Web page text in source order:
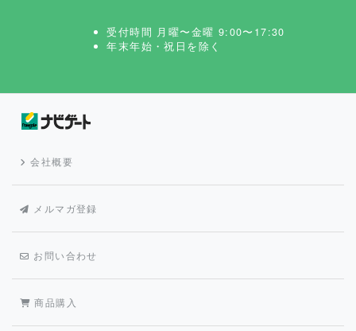
受付時間 月曜〜金曜 9:00〜17:30
年末年始・祝日を除く
会社概要
メルマガ登録
お問い合わせ
商品購入